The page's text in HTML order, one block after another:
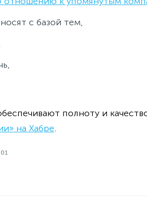
с базой тем,
полноту и
на Хабре.